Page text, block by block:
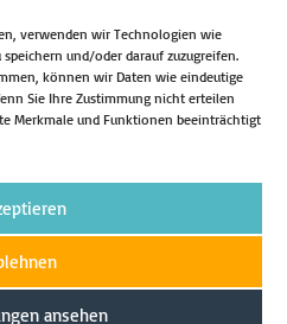
verwenden wir Technologien wie
und/oder darauf zuzugreifen.
können wir Daten wie eindeutige
Sie Ihre Zustimmung nicht erteilen
Merkmale und Funktionen beeinträchtigt
ansehen
im Einsatz. Mit Hilfe
Wärmebildkameras konnten
Garbeck aufgespürt und in